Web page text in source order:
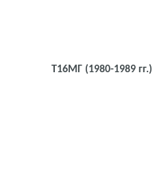
Т16МГ (1980-1989 гг.)